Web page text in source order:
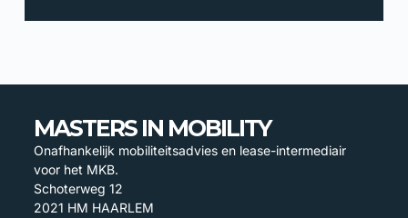
MASTERS IN MOBILITY
Onafhankelijk mobiliteitsadvies en lease-intermediair
voor het MKB.
Schoterweg 12
2021 HM HAARLEM